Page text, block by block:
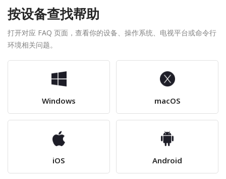
按设备查找帮助
打开对应 FAQ 页面，查看你的设备、操作系统、电视平台或命令行
环境相关问题。
Windows macOS
iOS Android